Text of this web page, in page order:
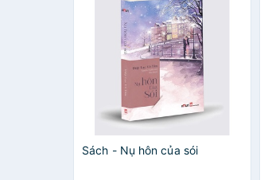
Sách - Nụ hôn của sói